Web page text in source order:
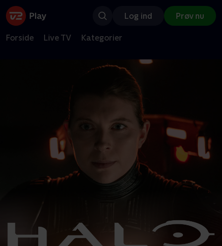
Log ind Prøv nu
Forside Live TV Kategorier